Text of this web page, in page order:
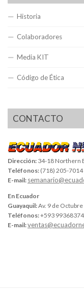
Historia
Colaboradores
Media KIT
Código de Ética
CONTACTO
Dirección: 34-18 Northern
Teléfonos: (718) 205-7014
E-mail:
En Ecuador
Guayaquil:Av. 9 de
Teléfonos:+593
E-mail: